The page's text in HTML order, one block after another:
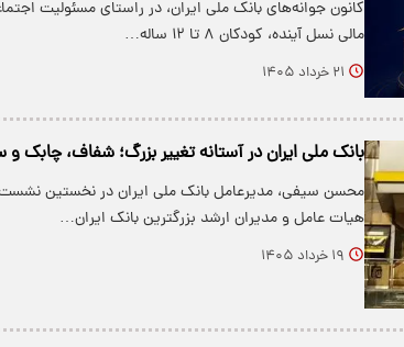
کانون جوانه‌های بانک ملی ایران، در راستای مسئولیت
مالی نسل آینده، کودکان ۸ تا ۱۲ ساله…
۲۱ خرداد ۱۴۰۵
بانک ملی ایران در آستانه تغییر بزرگ؛ شفاف، چابک و
محسن سیفی، مدیرعامل بانک ملی ایران در نخستین
هیات عامل و مدیران ارشد بزرگترین بانک ایران…
۱۹ خرداد ۱۴۰۵